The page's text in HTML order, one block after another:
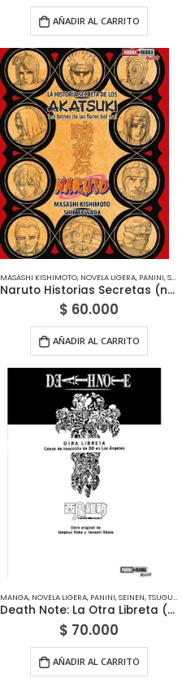
AÑADIR AL CARRITO
MASASHI KISHIMOTO, NOVELA LIGERA, PANINI,SHONEN
Naruto Historias Secretas (novelas Ligeras) – Edición Panini México
$ 60.000
AÑADIR AL CARRITO
MANGA, NOVELA LIGERA, PANINI,SEINEN,TSUGUMI OBA & TAKESHI OBATA
Death Note: La Otra Libreta (Novela Ligera) – Edición Panini México
$ 70.000
AÑADIR AL CARRITO